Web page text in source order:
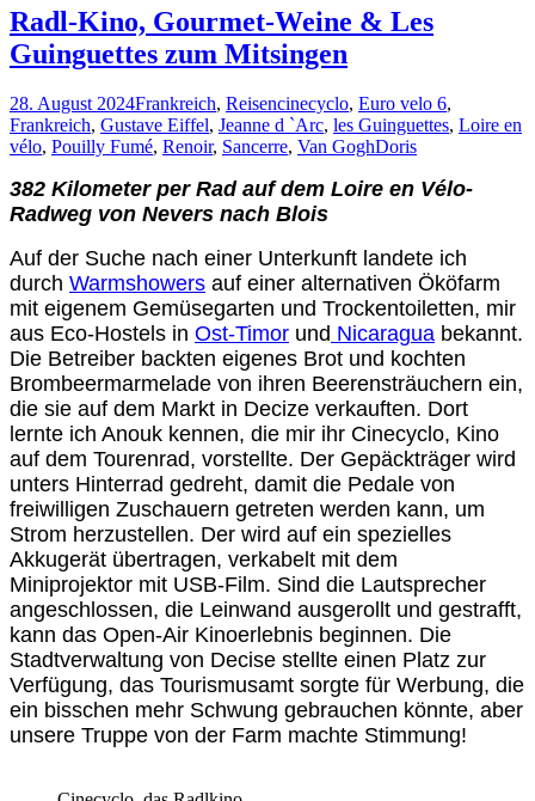
Radl-Kino, Gourmet-Weine & Les
Guinguettes zum Mitsingen
28. August 2024Frankreich, Reisencinecyclo, Euro velo 6,
Frankreich, Gustave Eiffel, Jeanne d `Arc, les Guinguettes, Loire en
vélo, Pouilly Fumé, Renoir, Sancerre, Van GoghDoris
382 Kilometer per Rad auf dem Loire en Vélo-
Radweg von Nevers nach Blois
Auf der Suche nach einer Unterkunft landete ich
durch Warmshowers auf einer alternativen Ököfarm
mit eigenem Gemüsegarten und Trockentoiletten, mir
aus Eco-Hostels in Ost-Timor und Nicaragua bekannt.
Die Betreiber backten eigenes Brot und kochten
Brombeermarmelade von ihren Beerensträuchern ein,
die sie auf dem Markt in Decize verkauften. Dort
lernte ich Anouk kennen, die mir ihr Cinecyclo, Kino
auf dem Tourenrad, vorstellte. Der Gepäckträger wird
unters Hinterrad gedreht, damit die Pedale von
freiwilligen Zuschauern getreten werden kann, um
Strom herzustellen. Der wird auf ein spezielles
Akkugerät übertragen, verkabelt mit dem
Miniprojektor mit USB-Film. Sind die Lautsprecher
angeschlossen, die Leinwand ausgerollt und gestrafft,
kann das Open-Air Kinoerlebnis beginnen. Die
Stadtverwaltung von Decise stellte einen Platz zur
Verfügung, das Tourismusamt sorgte für Werbung, die
ein bisschen mehr Schwung gebrauchen könnte, aber
unsere Truppe von der Farm machte Stimmung!